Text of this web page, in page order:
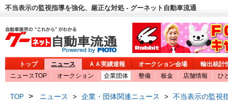
不当表示の監視指導を強化、厳正な対処 - グーネット自動車流通
トップ ニュース ＡＡ実績速報 オークション会場
輸出統計
ニュースTOP
オークション 企業団体 整備 板金 店舗情報 ひ
TOP > ニュース > 企業・団体関連ニュース > 不当表示の監視